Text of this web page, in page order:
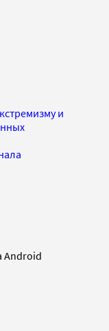
и
Android